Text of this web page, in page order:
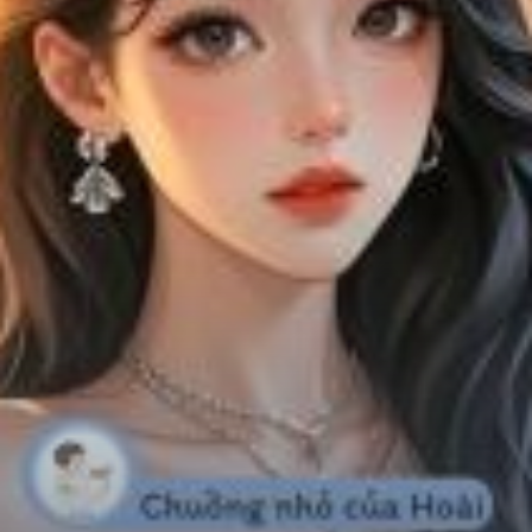
Chữa Lành
Sủng
Trả Thù
Gia Đình
Hài Hước
Trọng Sinh
Hào Môn Thế Gia
Xuyên Không
Tiểu Thuyết
Đoản Văn